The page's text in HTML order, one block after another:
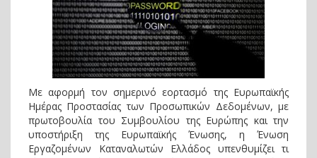
Με αφορμή τον σημερινό εορτασμό της Ευρωπαϊκής
Ημέρας Προστασίας των Προσωπικών Δεδομένων, με
πρωτοβουλία του Συμβουλίου της Ευρώπης και την
υποστήριξη της Ευρωπαϊκής Ένωσης, η Ένωση
Εργαζομένων Καταναλωτών Ελλάδος υπενθυμίζει τι